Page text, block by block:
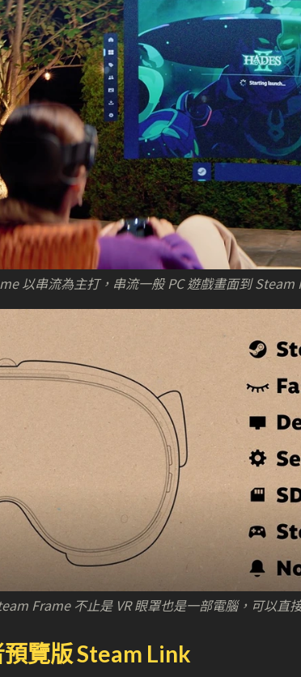
以串流為主打，串流一般 PC 遊戲畫面到 Steam
Frame 不止是 VR 眼罩也是一部電腦，可以直
預覽版 Steam Link